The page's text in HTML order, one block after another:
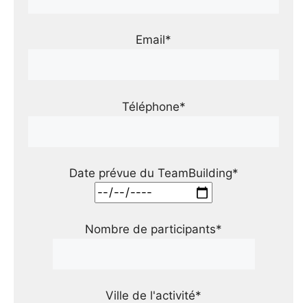
Email*
Téléphone*
Date prévue du TeamBuilding*
Nombre de participants*
Ville de l'activité*